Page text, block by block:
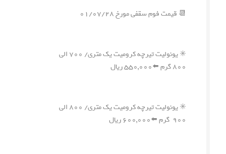
📆 قیمت فوم سقفی مورخ ۰۱/۰۷/۲۸
✳️ یونولیت تیرچه کرومیت یک متری/ ۷۰۰ الی
۸۰۰ گرم ⬅️۵۵۰,۰۰۰ ریال
✳️ یونولیت تیرچه کرومیت یک متری/ ۸۰۰ الی
۹۰۰ گرم ⬅️۶۰۰,۰۰۰ ریال